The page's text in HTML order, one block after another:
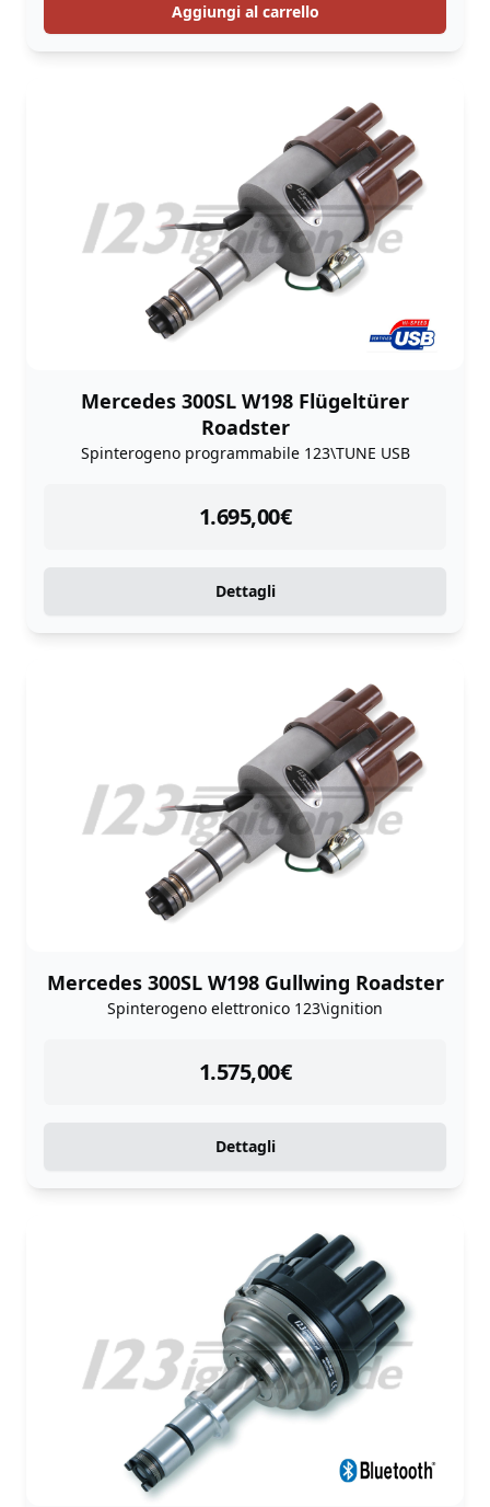
Aggiungi al carrello
Mercedes 300SL W198 Flügeltürer
Roadster
Spinterogeno programmabile 123\TUNE USB
1.695,00€
instock
Dettagli
Mercedes 300SL W198 Gullwing Roadster
Spinterogeno elettronico 123\ignition
1.575,00€
instock
Dettagli